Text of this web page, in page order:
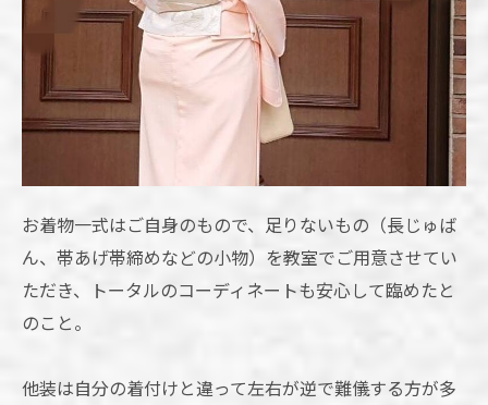
お着物一式はご自身のもので、足りないもの（長じゅば
ん、帯あげ帯締めなどの小物）を教室でご用意させてい
ただき、トータルのコーディネートも安心して臨めたと
のこと。
他装は自分の着付けと違って左右が逆で難儀する方が多